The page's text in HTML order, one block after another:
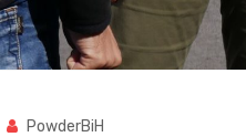
PowderBiH